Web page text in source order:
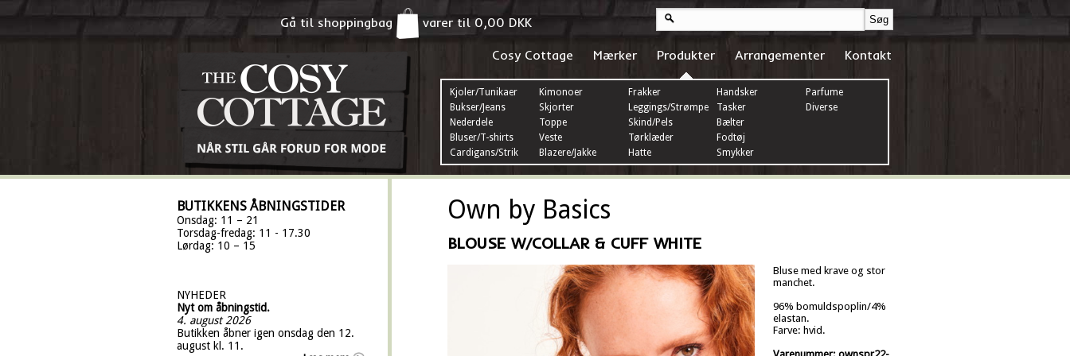
Gå til shoppingbag varer til0,00 DKK
Cosy Cottage Mærker Produkter
Kjoler/Tunikaer
Bukser/Jeans
Nederdele
Bluser/T-shirts
Cardigans/Strik
Kimonoer
Skjorter
Toppe
Veste
Blazere/Jakke
Frakker
Leggings/Strømper
Skind/Pels
Tørklæder
Hatte
Handsker
Tasker
Bælter
Fodtøj
Smykker
Parfume
Diverse
Arrangementer Kontakt
BUTIKKENS ÅBNINGSTIDER
Onsdag: 11 – 21
Torsdag-fredag: 11 - 17.30
Lørdag: 10 – 15
NYHEDER
Nyt om åbningstid.
4. august 2026
Butikken åbner igen onsdag den 12.
august kl. 11.
Own by Basics
BLOUSE W/COLLAR & CUFF WHITE
Bluse med krave og stor
manchet.
96% bomuldspoplin/4%
elastan.
Farve: hvid.